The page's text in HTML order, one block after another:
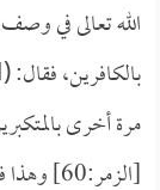
الله تعالى في
بالكافرين،
مرة أخرى
[الزمر:60] وهذا فعلاً ملفت للنظر.